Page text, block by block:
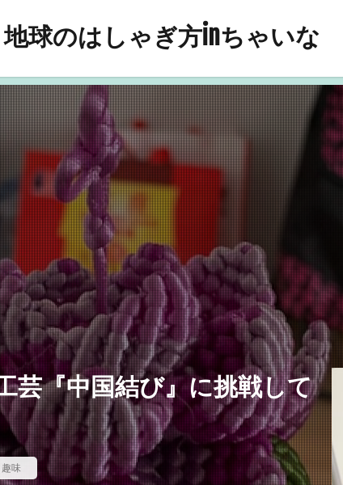
地球のはしゃぎ方inちゃいな
芸『中国結び』に挑戦して
趣味